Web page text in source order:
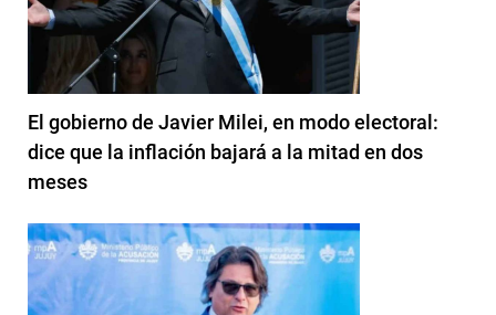
El gobierno de Javier Milei, en modo electoral:
dice que la inflación bajará a la mitad en dos
meses